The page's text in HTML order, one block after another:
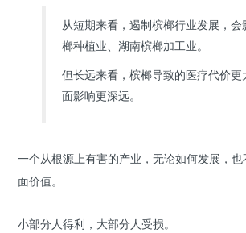
从短期来看，遏制槟榔行业发展，会
榔种植业、湖南槟榔加工业。
但长远来看，槟榔导致的医疗代价更
面影响更深远。
一个从根源上有害的产业，无论如何发展，
面价值。
小部分人得利，大部分人受损。